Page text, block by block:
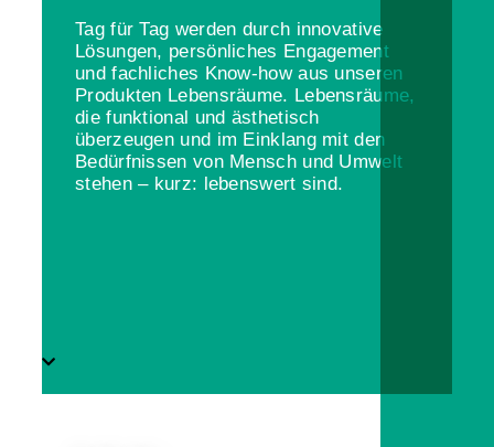
Tag für Tag werden durch innovative
Lösungen, persönliches Engagement
und fachliches Know-how aus unseren
Produkten Lebensräume. Lebensräume,
die funktional und ästhetisch
überzeugen und im Einklang mit den
Bedürfnissen von Mensch und Umwelt
stehen – kurz: lebenswert sind.